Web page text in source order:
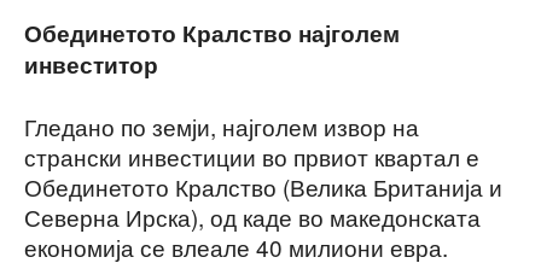
Обединетото Кралство најголем
инвеститор
Гледано по земји, најголем извор на
странски инвестиции во првиот квартал е
Обединетото Кралство (Велика Британија и
Северна Ирска), од каде во македонската
економија се влеале 40 милиони евра.